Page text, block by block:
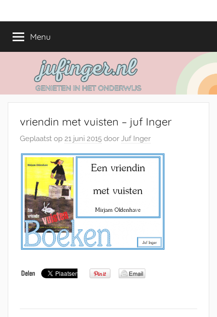
naarjufinger.nl
het
onderwijs
Menu
vriendin met vuisten – juf Inger
Geplaatst op 21 juni 2015 door Juf Inger